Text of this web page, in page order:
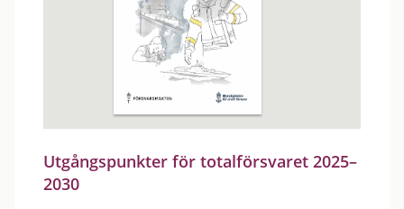
Utgångspunkter för totalförsvaret 2025–
2030